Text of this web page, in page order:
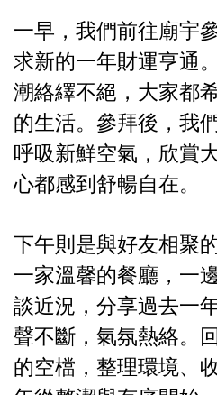
一早，我們前往廟宇
求新的一年財運亨通
潮絡繹不絕，大家都
的生活。參拜後，我
呼吸新鮮空氣，欣賞
心都感到舒暢自在。
下午則是與好友相聚
一家溫馨的餐廳，一
談近況，分享過去一
聲不斷，氣氛熱絡。
的空檔，整理環境、